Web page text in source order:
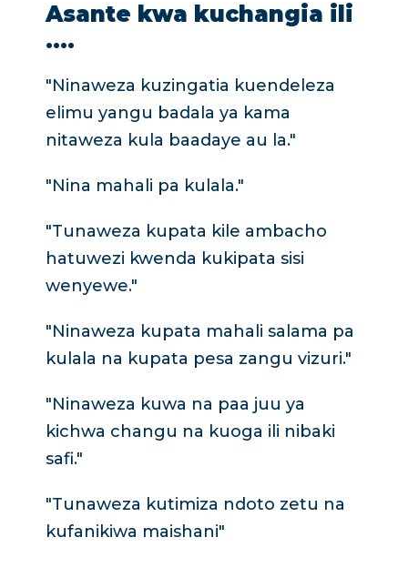
Asante kwa kuchangia ili
....
"Ninaweza kuzingatia kuendeleza
elimu yangu badala ya kama
nitaweza kula baadaye au la."
"Nina mahali pa kulala."
"Tunaweza kupata kile ambacho
hatuwezi kwenda kukipata sisi
wenyewe."
"Ninaweza kupata mahali salama pa
kulala na kupata pesa zangu vizuri."
"Ninaweza kuwa na paa juu ya
kichwa changu na kuoga ili nibaki
safi."
"Tunaweza kutimiza ndoto zetu na
kufanikiwa maishani"